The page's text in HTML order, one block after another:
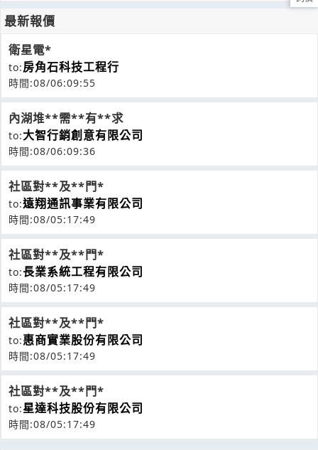
最新報價
衛星電*
to:房角石科技工程行
時間:08/06:09:55
內湖堆**需**有**求
to:大智行銷創意有限公司
時間:08/06:09:36
社區對**及**門*
to:遠翔通訊事業有限公司
時間:08/05:17:49
社區對**及**門*
to:長業系統工程有限公司
時間:08/05:17:49
社區對**及**門*
to:惠商實業股份有限公司
時間:08/05:17:49
社區對**及**門*
to:星達科技股份有限公司
時間:08/05:17:49